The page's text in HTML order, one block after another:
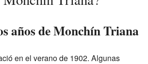
años de Monchín Triana
en el verano de 1902. Algunas